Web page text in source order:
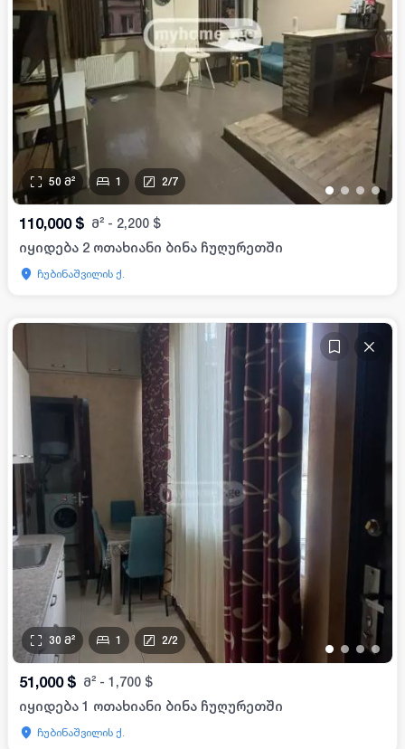
• • • •
50 მ² 1 2/7
110,000 $ მ² - 2,200 $
იყიდება 2 ოთახიანი ბინა ჩუღურეთში
ჩუბინაშვილის ქ.
• • ••
30 მ² 1 2/2
51,000 $ მ² - 1,700 $
იყიდება 1 ოთახიანი ბინა ჩუღურეთში
ჩუბინაშვილის ქ.